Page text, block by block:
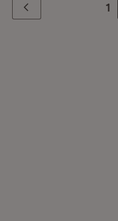
Zurück 1